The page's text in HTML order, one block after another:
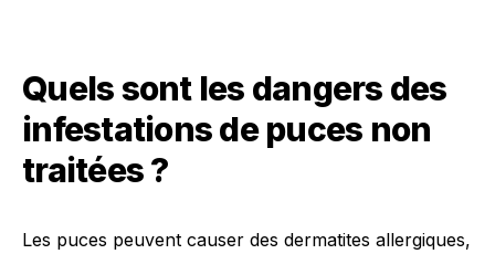
Quels sont les dangers des
infestations de puces non
traitées ?
Les puces peuvent causer des dermatites allergiques,